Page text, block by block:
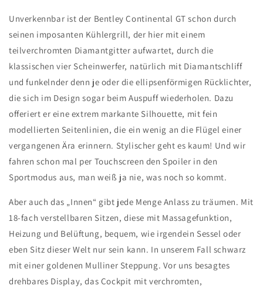
Unverkennbar ist der Bentley Continental GT schon durch
seinen imposanten Kühlergrill, der hier mit einem
teilverchromten Diamantgitter aufwartet, durch die
klassischen vier Scheinwerfer, natürlich mit Diamantschliff
und funkelnder denn je oder die ellipsenförmigen Rücklichter,
die sich im Design sogar beim Auspuff wiederholen. Dazu
offeriert er eine extrem markante Silhouette, mit fein
modellierten Seitenlinien, die ein wenig an die Flügel einer
vergangenen Ära erinnern. Stylischer geht es kaum! Und wir
fahren schon mal per Touchscreen den Spoiler in den
Sportmodus aus, man weiß ja nie, was noch so kommt.
Aber auch das „Innen“ gibt jede Menge Anlass zu träumen. Mit
18-fach verstellbaren Sitzen, diese mit Massagefunktion,
Heizung und Belüftung, bequem, wie irgendein Sessel oder
eben Sitz dieser Welt nur sein kann. In unserem Fall schwarz
mit einer goldenen Mulliner Steppung. Vor uns besagtes
drehbares Display, das Cockpit mit verchromten,